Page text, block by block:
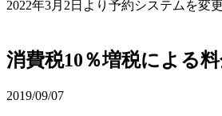
2022年3月2日より予約システムを変
消費税10％増税による
2019/09/07